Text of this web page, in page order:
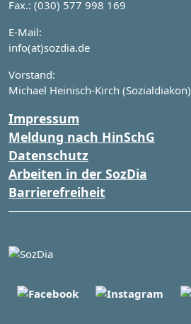
Fax.: (030) 577 998 169
E-Mail:
info(at)sozdia.de
Vorstand:
Michael Heinisch-Kirch (Sozialdiakon)
Impressum
Meldung nach HinSchG
Datenschutz
Arbeiten in der SozDia
Barrierefreiheit